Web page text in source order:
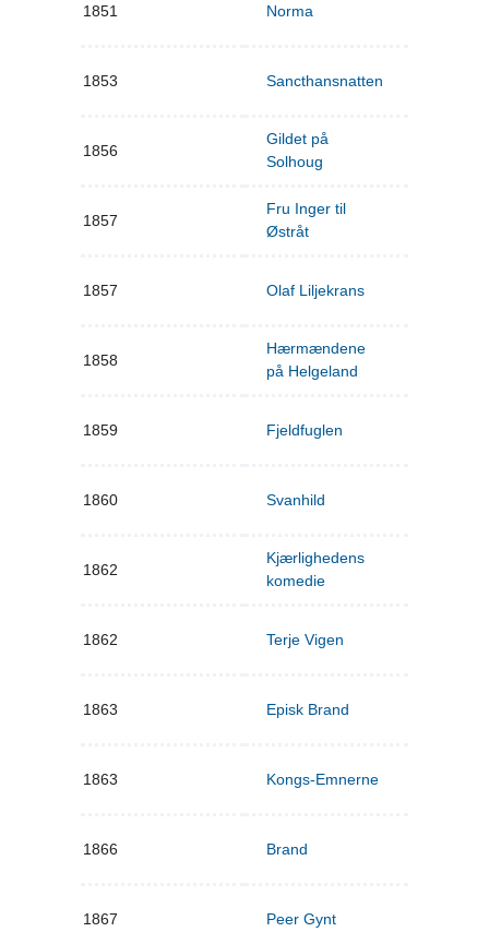
1851 Norma
1853 Sancthansnatten
1856
Gildet på
Solhoug
1857
Fru Inger til
Østråt
1857 Olaf Liljekrans
1858
Hærmændene
på Helgeland
1859 Fjeldfuglen
1860 Svanhild
1862
Kjærlighedens
komedie
1862 Terje Vigen
1863 Episk Brand
1863 Kongs-Emnerne
1866 Brand
1867 Peer Gynt